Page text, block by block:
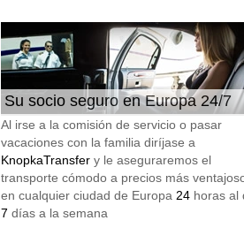
Su socio seguro en Europa 24/7
Al irse a la comisión de servicio o pasar
vacaciones con la familia diríjase a
KnopkaTransfer y le aseguraremos el
transporte cómodo a precios más
en cualquier ciudad de Europa 24 horas al
7 días a la semana